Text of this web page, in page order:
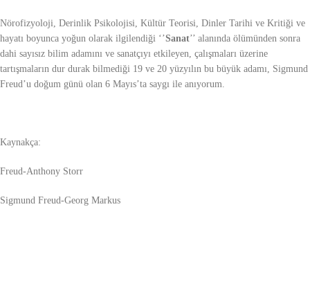
Nörofizyoloji, Derinlik Psikolojisi, Kültür Teorisi, Dinler Tarihi ve Kritiği ve
hayatı boyunca yoğun olarak ilgilendiği ‘’Sanat’’ alanında ölümünden sonra
dahi sayısız bilim adamını ve sanatçıyı etkileyen, çalışmaları üzerine
tartışmaların dur durak bilmediği 19 ve 20 yüzyılın bu büyük adamı, Sigmund
Freud’u doğum günü olan 6 Mayıs’ta saygı ile anıyorum.
Kaynakça:
Freud-Anthony Storr
Sigmund Freud-Georg Markus